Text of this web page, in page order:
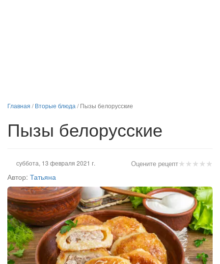
Главная /Вторые блюда /Пызы белорусские
Пызы белорусские
★★★★★
Оцените рецепт
суббота, 13 февраля 2021 г.
Автор: Татьяна